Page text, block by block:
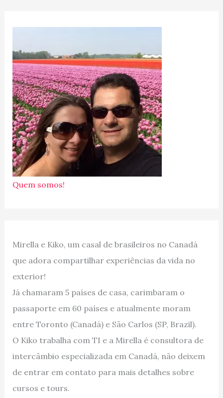
Quem somos!
Mirella e Kiko, um casal de brasileiros no Canadá
que adora compartilhar experiências da vida no
exterior!
Já chamaram 5 países de casa, carimbaram o
passaporte em 60 países e atualmente moram
entre Toronto (Canadá) e São Carlos (SP, Brazil).
O Kiko trabalha com TI e a Mirella é consultora de
intercâmbio especializada em Canadá, não deixem
de entrar em contato para mais detalhes sobre
cursos e tours.